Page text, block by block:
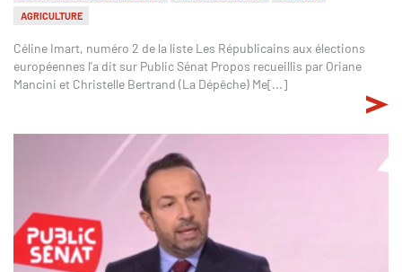
AGRICULTURE
Céline Imart, numéro 2 de la liste Les Républicains aux élections
européennes l'a dit sur Public Sénat Propos recueillis par Oriane
Mancini et Christelle Bertrand (La Dépêche) Me[...]